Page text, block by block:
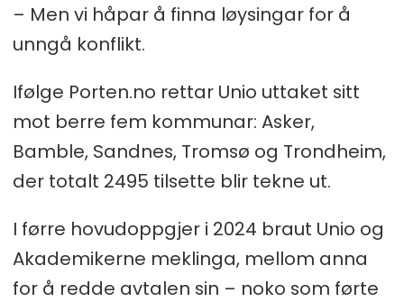
– Men vi håpar å finna løysingar for å
unngå konflikt.
Ifølge Porten.no rettar Unio uttaket sitt
mot berre fem kommunar: Asker,
Bamble, Sandnes, Tromsø og Trondheim,
der totalt 2495 tilsette blir tekne ut.
I førre hovudoppgjer i 2024 braut Unio og
Akademikerne meklinga, mellom anna
for å redde avtalen sin – noko som førte